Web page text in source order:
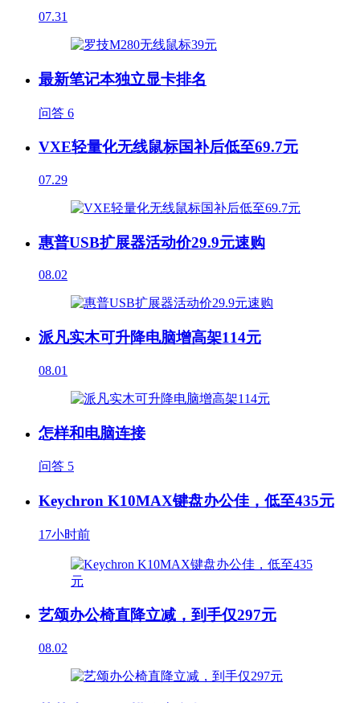
07.31
最新笔记本独立显卡排名
问答 6
VXE轻量化无线鼠标国补后低至69.7元
07.29
惠普USB扩展器活动价29.9元速购
08.02
派凡实木可升降电脑增高架114元
08.01
怎样和电脑连接
问答 5
Keychron K10MAX键盘办公佳，低至435元
17小时前
艺颂办公椅直降立减，到手仅297元
08.02